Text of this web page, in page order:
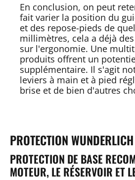
En conclusion, on peut
fait varier la position du
et des repose-pieds de
millimètres, cela a déjà
sur l'ergonomie. Une
produits offrent un
supplémentaire. Il s'agit
leviers à main et à pied
brise et de bien d'autres
PROTECTION WUNDERLICH
PROTECTION DE BASE
MOTEUR, LE RÉSERVOIR ET